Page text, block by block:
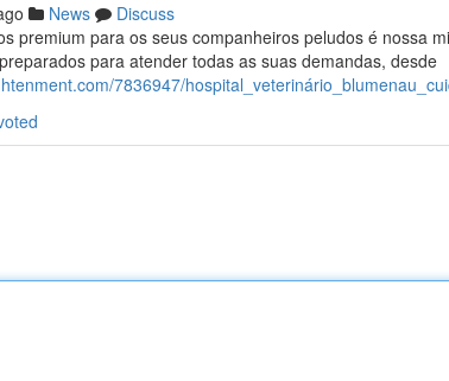
News
Discuss
premium para os seus companheiros peludos é nossa
para atender todas as suas demandas, desde
7836947/